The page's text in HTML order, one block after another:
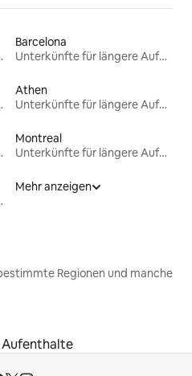
Barcelona
Unterkünfte für längere Aufenthalte
Athen
Unterkünfte für längere Aufenthalte
Montreal
Unterkünfte für längere Aufenthalte
Mehr anzeigen
Regionen und manche